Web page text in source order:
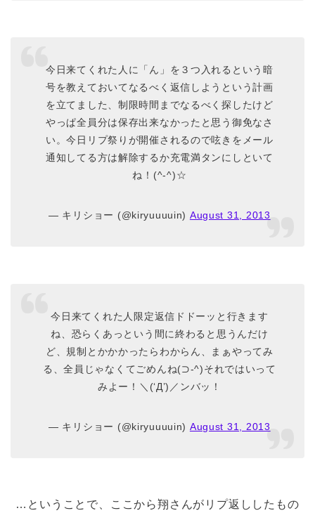
今日来てくれた人に「ん」を３つ入れるという暗
号を教えておいてなるべく返信しようという計画
を立てました、制限時間までなるべく探したけど
やっぱ全員分は保存出来なかったと思う御免なさ
い。今日リプ祭りが開催されるので呟きをメール
通知してる方は解除するか充電満タンにしといて
ね！(^-^)☆
— キリショー (@kiryuuuuin) August 31, 2013
今日来てくれた人限定返信ドドーッと行きます
ね、恐らくあっという間に終わると思うんだけ
ど、規制とかかかったらわからん、まぁやってみ
る、全員じゃなくてごめんね(⊃-^)それではいって
みよー！＼(‘Д’)／ンバッ！
— キリショー (@kiryuuuuin) August 31, 2013
…ということで、ここから翔さんがリプ返ししたもの